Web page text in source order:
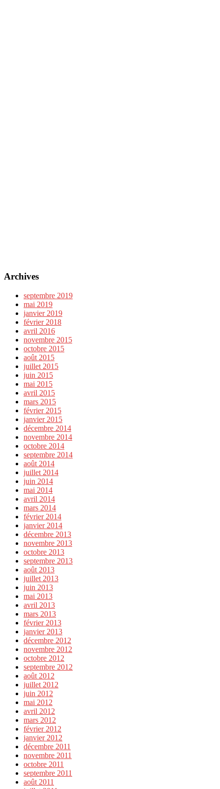
Archives
septembre 2019
mai 2019
janvier 2019
février 2018
avril 2016
novembre 2015
octobre 2015
août 2015
juillet 2015
juin 2015
mai 2015
avril 2015
mars 2015
février 2015
janvier 2015
décembre 2014
novembre 2014
octobre 2014
septembre 2014
août 2014
juillet 2014
juin 2014
mai 2014
avril 2014
mars 2014
février 2014
janvier 2014
décembre 2013
novembre 2013
octobre 2013
septembre 2013
août 2013
juillet 2013
juin 2013
mai 2013
avril 2013
mars 2013
février 2013
janvier 2013
décembre 2012
novembre 2012
octobre 2012
septembre 2012
août 2012
juillet 2012
juin 2012
mai 2012
avril 2012
mars 2012
février 2012
janvier 2012
décembre 2011
novembre 2011
octobre 2011
septembre 2011
août 2011